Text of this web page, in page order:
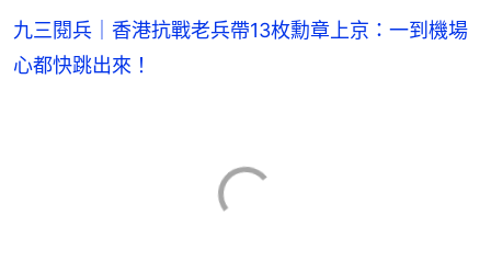
九三閱兵｜香港抗戰老兵帶13枚勳章上京：一到機場
心都快跳出來！